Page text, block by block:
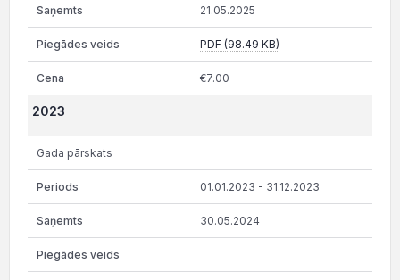
21.05.2025
PDF (98.49 KB)
€7.00
2023
Gada pārskats
01.01.2023 - 31.12.2023
30.05.2024